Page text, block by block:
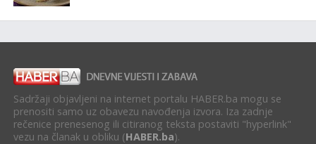
Sadržaji objavljeni na internet portalu HABER.ba mogu se
prenositi samo uz obavezu navođenja izvora. Iza zadnje
rečenice prenesenog ili citiranog teksta postaviti "hyperlink"
vezu na članak u obliku (HABER.ba).